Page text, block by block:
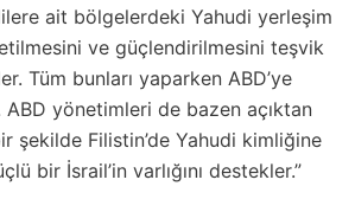
ait bölgelerdeki Yahudi yerleşim
ve güçlendirilmesini teşvik
Tüm bunları yaparken ABD’ye
ABD yönetimleri de bazen açıktan
şekilde Filistin’de Yahudi kimliğine
bir İsrail’in varlığını destekler.”